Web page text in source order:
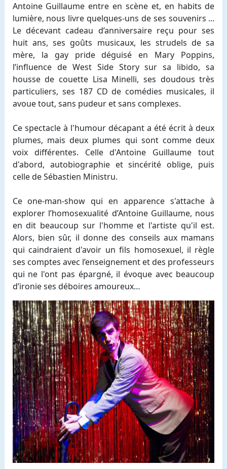
Antoine Guillaume entre en scène et, en habits de
lumière, nous livre quelques-uns de ses souvenirs ...
Le décevant cadeau d’anniversaire reçu pour ses
huit ans, ses goûts musicaux, les strudels de sa
mère, la gay pride déguisé en Mary Poppins,
l’influence de West Side Story sur sa libido, sa
housse de couette Lisa Minelli, ses doudous très
particuliers, ses 187 CD de comédies musicales, il
avoue tout, sans pudeur et sans complexes.
Ce spectacle à l'humour décapant a été écrit à deux
plumes, mais deux plumes qui sont comme deux
voix différentes. Celle d'Antoine Guillaume tout
d'abord, autobiographie et sincérité oblige, puis
celle de Sébastien Ministru.
Ce one-man-show qui en apparence s'attache à
explorer l’homosexualité d’Antoine Guillaume, nous
en dit beaucoup sur l'homme et l'artiste qu'il est.
Alors, bien sûr, il donne des conseils aux mamans
qui caindraient d'avoir un fils homosexuel, il règle
ses comptes avec l’enseignement et des professeurs
qui ne l'ont pas épargné, il évoque avec beaucoup
d’ironie ses déboires amoureux…